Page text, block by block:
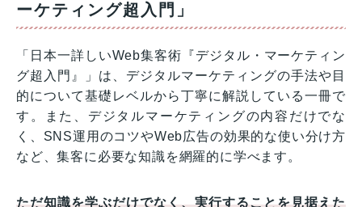
ーケティング超入門」
「日本一詳しいWeb集客術『デジタル・マーケティン
グ超入門』」は、デジタルマーケティングの手法や目
的について基礎レベルから丁寧に解説している一冊で
す。また、デジタルマーケティングの内容だけでな
く、SNS運用のコツやWeb広告の効果的な使い分け方
など、集客に必要な知識を網羅的に学べます。
ただ知識を学ぶだけでなく、実行することを見据えた